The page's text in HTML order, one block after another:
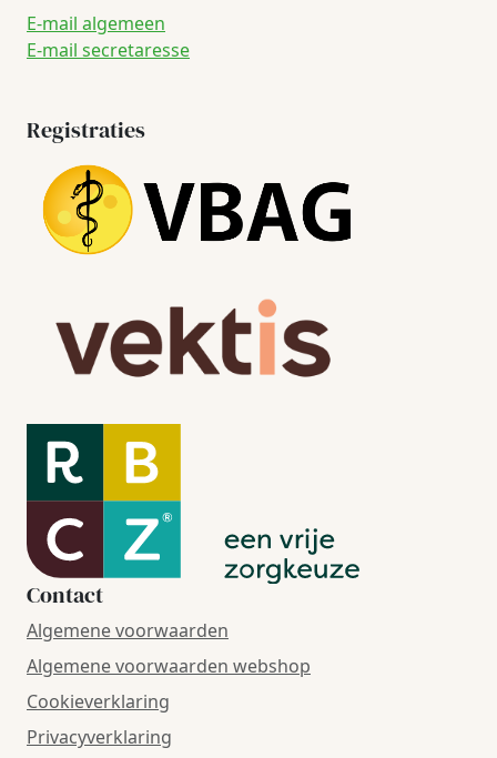
E-mail algemeen
E-mail secretaresse
Registraties
Contact
Algemene voorwaarden
Algemene voorwaarden webshop
Cookieverklaring
Privacyverklaring